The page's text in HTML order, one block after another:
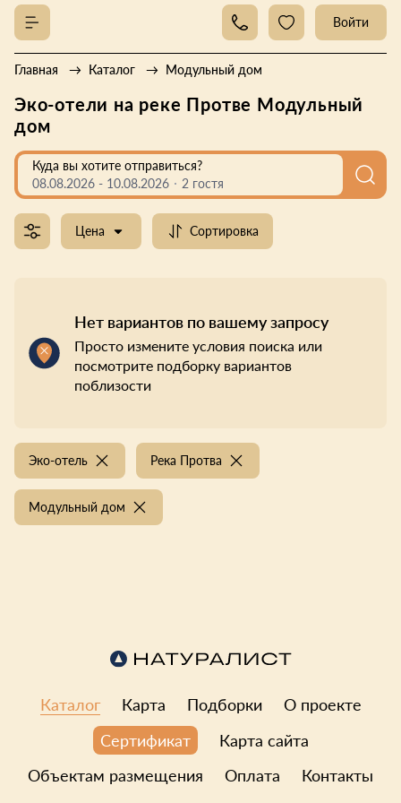
Войти
Главная Каталог Модульный дом
Эко-отели на реке Протве Модульный
дом
Куда вы хотите отправиться?
08.08.2026 - 10.08.2026 2 гостя
Цена Сортировка
Нет вариантов по вашему запросу
Просто измените условия поиска или
посмотрите подборку вариантов
поблизости
Эко-отель Река Протва
Модульный дом
Каталог Карта Подборки
О проекте
Сертификат
Карта сайта
Объектам размещения
Оплата Контакты